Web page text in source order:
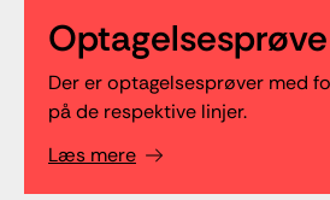
Optagelsesprøve
Der er optagelsesprøver med
på de respektive linjer.
Læs mere